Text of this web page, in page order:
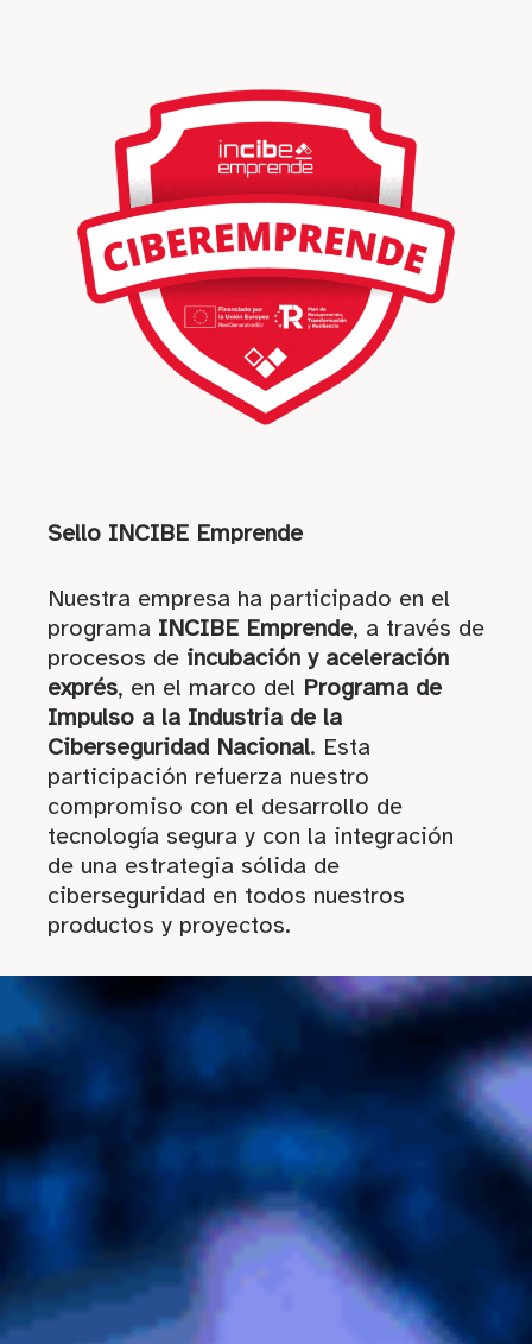
Sello INCIBE Emprende
Nuestra empresa ha participado en el
programa INCIBE Emprende, a través de
procesos de incubación y aceleración
exprés, en el marco del Programa de
Impulso a la Industria de la
Ciberseguridad Nacional. Esta
participación refuerza nuestro
compromiso con el desarrollo de
tecnología segura y con la integración
de una estrategia sólida de
ciberseguridad en todos nuestros
productos y proyectos.